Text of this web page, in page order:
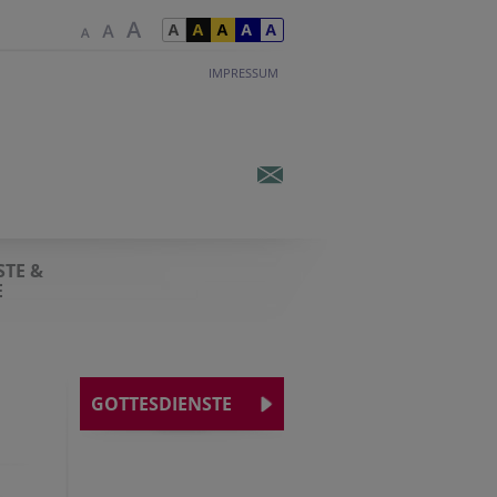
IMPRESSUM
&
GOTTESDIENSTE